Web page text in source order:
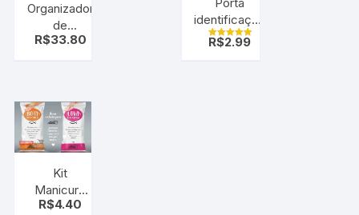
Organizador
de
Cosméticos
esmalte,
baton
R$33.80
identificação
de
bagagem,
Avaliação
R$2.99
Kit
Manicure
Descartável
R$4.40